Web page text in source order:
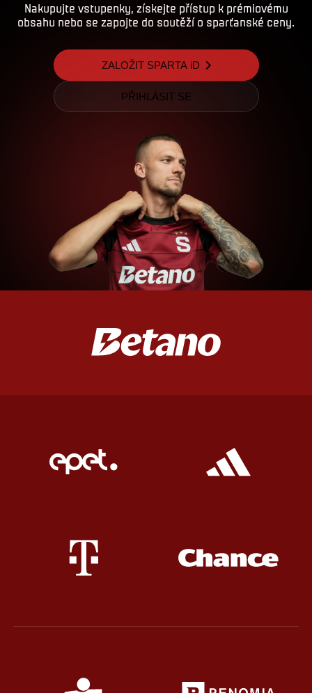
Nakupujte vstupenky, získejte přístup k prémiovému
obsahu nebo se zapojte do soutěží o sparťanské ceny.
ZALOŽIT SPARTA iD
PŘIHLÁSIT SE